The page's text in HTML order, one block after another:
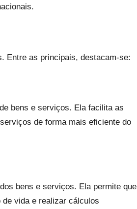
Entre as principais, destacam-se:
bens e serviços. Ela facilita as
de forma mais eficiente do
bens e serviços. Ela permite que
vida e realizar cálculos